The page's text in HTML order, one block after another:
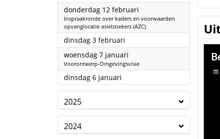
donderdag 12 februari
Inspraakronde over kaders en voorwaarden
opvanglocatie asielzoekers (AZC)
dinsdag 3 februari
woensdag 7 januari
Voorontwerp-Omgevingsvisie
dinsdag 6 januari
2025
2024